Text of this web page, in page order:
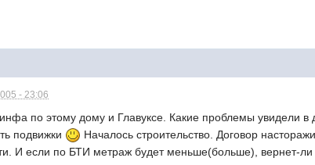
- 23:06
инфа по этому дому и Главуксе. Какие проблемы увидели
подвижки
Началось строительство. Договор
И если по БТИ метраж будет меньше(больше), вернет-ли